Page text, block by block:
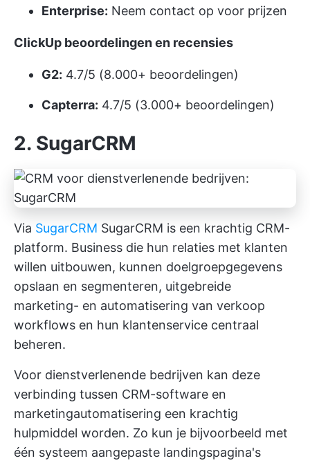
Enterprise: Neem contact op voor prijzen
ClickUp beoordelingen en recensies
G2: 4.7/5 (8.000+ beoordelingen)
Capterra: 4.7/5 (3.000+ beoordelingen)
2. SugarCRM
Via SugarCRM SugarCRM is een krachtig CRM-
platform. Business die hun relaties met klanten
willen uitbouwen, kunnen doelgroepgegevens
opslaan en segmenteren, uitgebreide
marketing- en automatisering van verkoop
workflows en hun klantenservice centraal
beheren.
Voor dienstverlenende bedrijven kan deze
verbinding tussen CRM-software en
marketingautomatisering een krachtig
hulpmiddel worden. Zo kun je bijvoorbeeld met
één systeem aangepaste landingspagina's